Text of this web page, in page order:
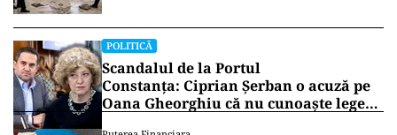
POLITICĂ
Scandalul de la Portul
Constanța: Ciprian Șerban o acuză pe
Oana Gheorghiu că nu cunoaște legea